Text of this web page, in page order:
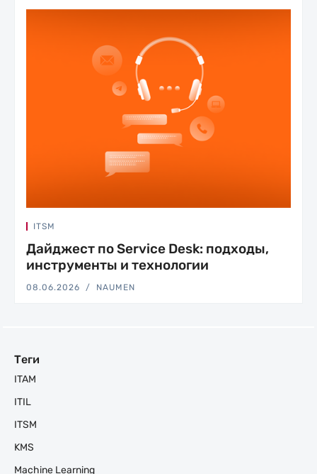
ITSM
Дайджест по Service Desk: подходы,
инструменты и технологии
08.06.2026 NAUMEN
Теги
ITAM
ITIL
ITSM
KMS
Machine Learning